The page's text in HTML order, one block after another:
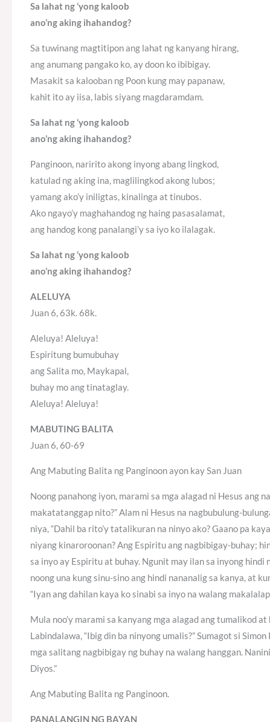
Sa lahat ng ‘yong kaloob
ano’ng aking ihahandog?
Sa tuwinang magtitipon ang lahat ng kanyang hirang,
ang anumang pangako ko, ay doon ko ibibigay.
Masakit sa kalooban ng Poon kung may papanaw,
kahit ito ay iisa, labis siyang magdaramdam.
Sa lahat ng ‘yong kaloob
ano’ng aking ihahandog?
Panginoon, naririto akong inyong abang lingkod,
katulad ng aking ina, maglilingkod akong lubos;
yamang ako’y iniligtas, kinalinga at tinubos.
Ako ngayo’y maghahandog ng haing pasasalamat,
ang handog kong panalangi’y sa iyo ko ilalagak.
Sa lahat ng ‘yong kaloob
ano’ng aking ihahandog?
ALELUYA
Juan 6, 63k. 68k.
Aleluya! Aleluya!
Espiritung bumubuhay
ang Salita mo, Maykapal,
buhay mo ang tinataglay.
Aleluya! Aleluya!
MABUTING BALITA
Juan 6, 60-69
Ang Mabuting Balita ng Panginoon ayon kay San Juan
Noong panahong iyon, marami sa mga alagad ni Hesus ang
makatatanggap nito?” Alam ni Hesus na nagbubulung-
niya, “Dahil ba rito’y tatalikuran na ninyo ako? Gaano pa
niyang kinaroroonan? Ang Espiritu ang nagbibigay-buhay;
sa inyo ay Espiritu at buhay. Ngunit may ilan sa inyong hindi
noong una kung sinu-sino ang hindi nananalig sa kanya, at
“Iyan ang dahilan kaya ko sinabi sa inyo na walang
Mula noo’y marami sa kanyang mga alagad ang tumalikod
Labindalawa, “Ibig din ba ninyong umalis?” Sumagot si
mga salitang nagbibigay ng buhay na walang hanggan.
Diyos.”
Ang Mabuting Balita ng Panginoon.
PANALANGIN NG BAYAN